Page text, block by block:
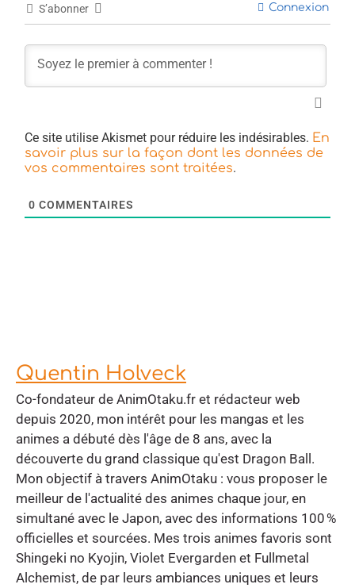
S’abonner Connexion
Ce site utilise Akismet pour réduire les indésirables. En
savoir plus sur la façon dont les données de
vos commentaires sont traitées.
0 COMMENTAIRES
Quentin Holveck
Co-fondateur de AnimOtaku.fr et rédacteur web
depuis 2020, mon intérêt pour les mangas et les
animes a débuté dès l'âge de 8 ans, avec la
découverte du grand classique qu'est Dragon Ball.
Mon objectif à travers AnimOtaku : vous proposer le
meilleur de l'actualité des animes chaque jour, en
simultané avec le Japon, avec des informations 100 %
officielles et sourcées. Mes trois animes favoris sont
Shingeki no Kyojin, Violet Evergarden et Fullmetal
Alchemist, de par leurs ambiances uniques et leurs